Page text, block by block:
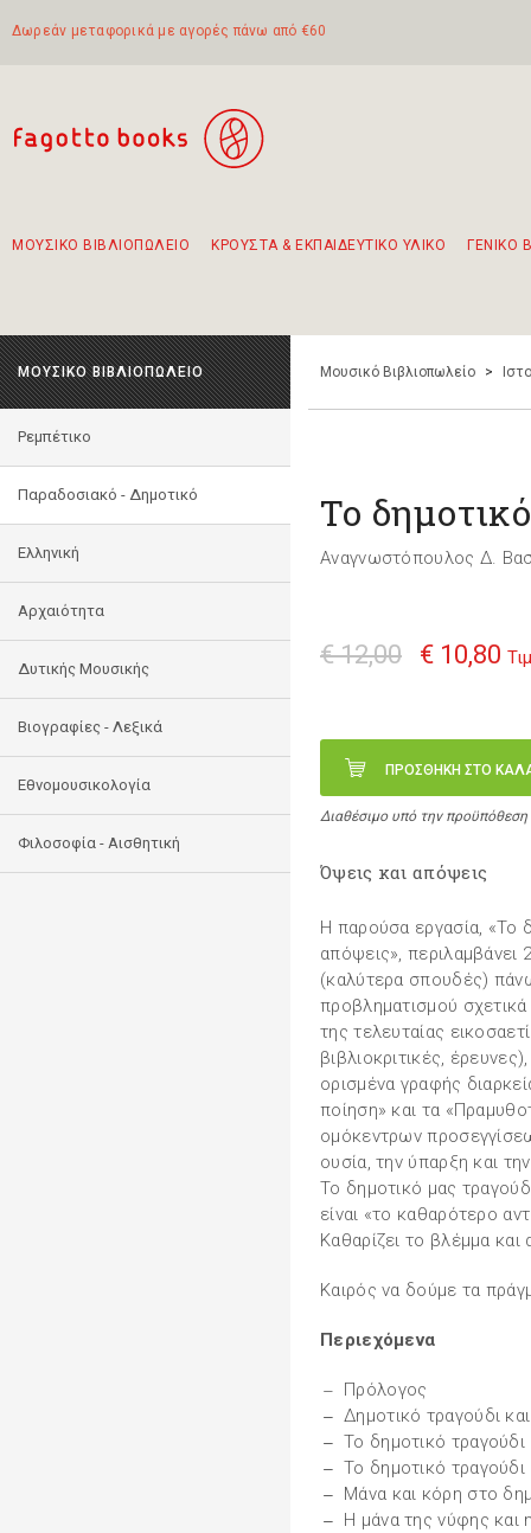
Δωρεάν μεταφορικά με αγορές πάνω από €60
ΜΟΥΣΙΚΟ ΒΙΒΛΙΟΠΩΛΕΙΟ ΚΡΟΥΣΤΑ & ΕΚΠΑΙΔΕΥΤΙΚΟ ΥΛΙΚΟ ΓΕΝΙΚΟ
ΜΟΥΣΙΚΟ ΒΙΒΛΙΟΠΩΛΕΙΟ
Ρεμπέτικο
Παραδοσιακό - Δημοτικό
Ελληνική
Αρχαιότητα
Δυτικής Μουσικής
Βιογραφίες - Λεξικά
Εθνομουσικολογία
Φιλοσοφία - Αισθητική
Μουσικό Βιβλιοπωλείο >
Το
Αναγνωστόπουλος Δ.
€ 12,00 € 10,80
ΠΡΟΣΘΗΚΗ ΣΤΟ
Διαθέσιμο υπό την
Όψεις και απόψεις
Η παρούσα εργασία, «Το
απόψεις», περιλαμβάνει
(καλύτερα σπουδές)
προβληματισμού σχετικά
της τελευταίας
βιβλιοκριτικές,
ορισμένα γραφής
ποίηση» και τα
ομόκεντρων
ουσία, την ύπαρξη και
Το δημοτικό μας
είναι «το καθαρότερο
Καθαρίζει το βλέμμα και
Καιρός να δούμε τα
Περιεχόμενα
Πρόλογος
Δημοτικό τραγούδι
Το δημοτικό τραγούδι
Το δημοτικό
Μάνα και κόρη στο
Η μάνα της νύφης και